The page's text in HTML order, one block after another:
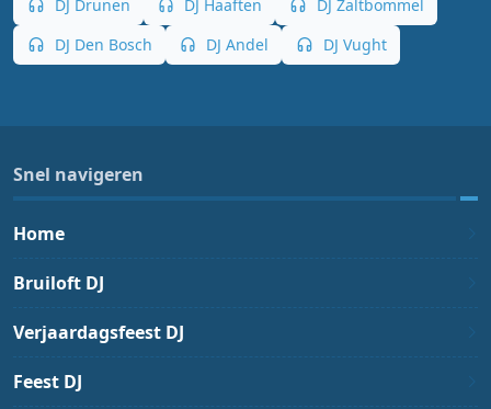
DJ Drunen
DJ Haaften
DJ Zaltbommel
DJ Den Bosch
DJ Andel DJ Vught
Snel navigeren
Home
Bruiloft DJ
Verjaardagsfeest DJ
Feest DJ